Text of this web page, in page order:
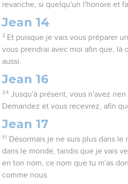
revanche, si quelqu'un l'honore et
Jean 14
3 Et puisque je vais vous préparer
vous prendrai avec moi afin que, là
aussi.
Jean 16
24 Jusqu'à présent, vous n'avez rien
Demandez et vous recevrez, afin
Jean 17
11 Désormais je ne suis plus dans le
dans le monde, tandis que je vais
en ton nom, ce nom que tu m'as
comme nous.